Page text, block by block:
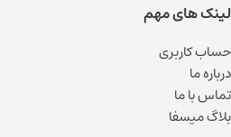
لینک های مهم
حساب کاربری
درباره ما
تماس با ما
بلاگ میسفا